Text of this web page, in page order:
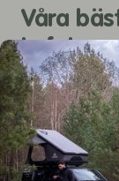
Våra
Lofoten
Vi taktältade
kortaste
som vill åka
mer. Det